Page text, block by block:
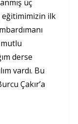
üç
eğitimimizin ilk
derse
vardı. Bu
Çakır’a